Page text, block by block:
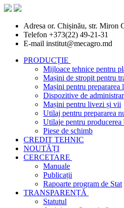
Adresa or. Chișinău, str. Miron
Telefon +373(22) 49-21-31
E-mail institut@mecagro.md
PRODUCȚIE
Mijloace tehnice pentru
Mașini de stropit pentru
Mașini pentru
Dispozitive de
Mașini pentru livezi și vii
Utilaj pentru prepararea
Utilaje pentru
Piese de schimb
CREDIT TEHNIC
NOUTĂȚI
CERCETARE
Manuale
Publicații
Rapoarte program de Stat
TRANSPARENȚĂ
Statutul